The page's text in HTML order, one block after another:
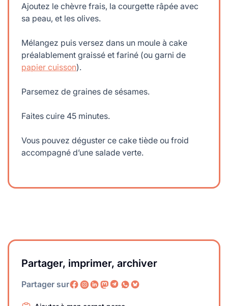
Ajoutez le chèvre frais, la courgette râpée avec
sa peau, et les olives.
Mélangez puis versez dans un moule à cake
préalablement graissé et fariné (ou garni de
papier cuisson).
Parsemez de graines de sésames.
Faites cuire 45 minutes.
Vous pouvez déguster ce cake tiède ou froid
accompagné d’une salade verte.
Partager, imprimer, archiver
Partager sur